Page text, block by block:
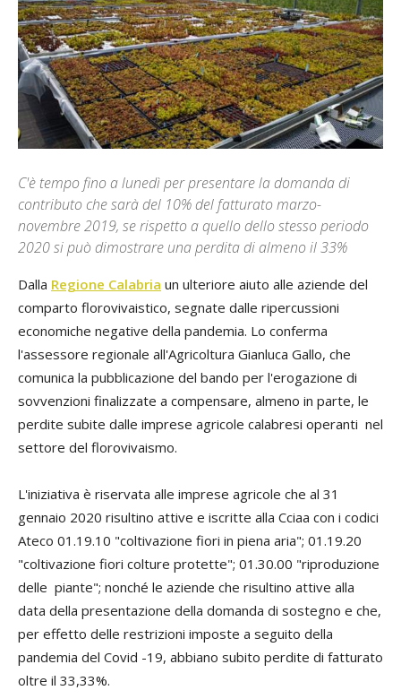
C'è tempo fino a lunedì per presentare la domanda di
contributo che sarà del 10% del fatturato marzo-
novembre 2019, se rispetto a quello dello stesso periodo
2020 si può dimostrare una perdita di almeno il 33%
Dalla Regione Calabria un ulteriore aiuto alle aziende del
comparto florovivaistico, segnate dalle ripercussioni
economiche negative della pandemia. Lo conferma
l'assessore regionale all'Agricoltura Gianluca Gallo, che
comunica la pubblicazione del bando per l'erogazione di
sovvenzioni finalizzate a compensare, almeno in parte, le
perdite subite dalle imprese agricole calabresi operanti nel
settore del florovivaismo.
L'iniziativa è riservata alle imprese agricole che al 31
gennaio 2020 risultino attive e iscritte alla Cciaa con i codici
Ateco 01.19.10 "coltivazione fiori in piena aria"; 01.19.20
"coltivazione fiori colture protette"; 01.30.00 "riproduzione
delle piante"; nonché le aziende che risultino attive alla
data della presentazione della domanda di sostegno e che,
per effetto delle restrizioni imposte a seguito della
pandemia del Covid -19, abbiano subito perdite di fatturato
oltre il 33,33%.